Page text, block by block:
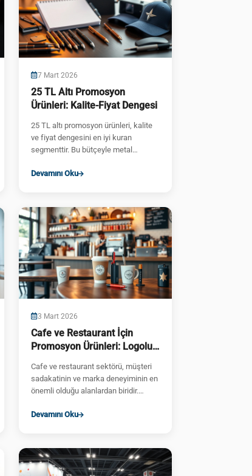
7 Mart 2026
25 TL Altı Promosyon
Ürünleri: Kalite-Fiyat Dengesi
25 TL altı promosyon ürünleri, kalite
ve fiyat dengesini en iyi kuran
segmenttir. Bu bütçeyle metal
Devamını Oku
3 Mart 2026
Cafe ve Restaurant İçin
Promosyon Ürünleri: Logolu
Cafe ve restaurant sektörü, müşteri
sadakatinin ve marka deneyiminin en
önemli olduğu alanlardan biridir.
Devamını Oku